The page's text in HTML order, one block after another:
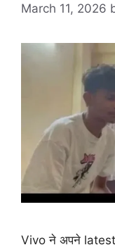
March 11, 2026
Vivo ने अपने